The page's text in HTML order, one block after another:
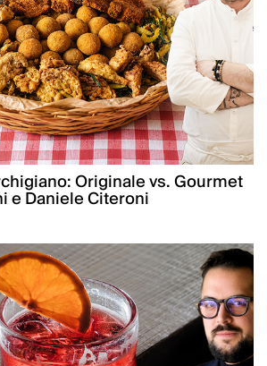
Originale vs. Gourmet
e Daniele Citeroni